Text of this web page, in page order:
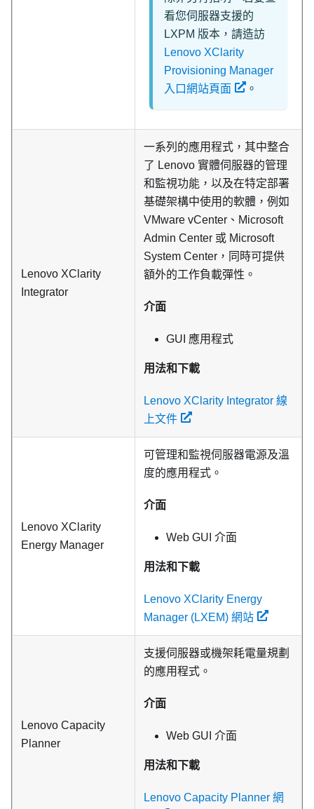
看您伺服器支援的
LXPM 版本，請造訪
Lenovo XClarity
Provisioning Manager
入口網站頁面
。
Lenovo XClarity
Integrator
一系列的應用程式，其中整合
了 Lenovo 實體伺服器的管理
和監視功能，以及在特定部署
基礎架構中使用的軟體，例如
VMware vCenter、Microsoft
Admin Center 或 Microsoft
System Center，同時可提供
額外的工作負載彈性。
介面
GUI 應用程式
用法和下載
Lenovo XClarity Integrator 線
上文件
Lenovo XClarity
Energy Manager
可管理和監視伺服器電源及溫
度的應用程式。
介面
Web GUI 介面
用法和下載
Lenovo XClarity Energy
Manager (LXEM) 網站
Lenovo Capacity
Planner
支援伺服器或機架耗電量規劃
的應用程式。
介面
Web GUI 介面
用法和下載
Lenovo Capacity Planner 網